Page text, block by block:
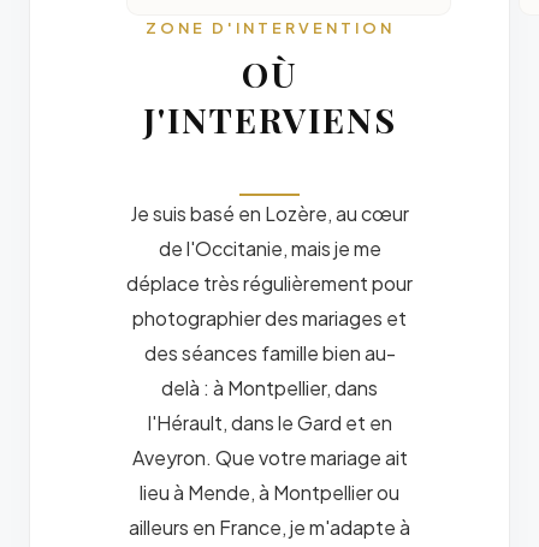
ZONE D'INTERVENTION
OÙ
J'INTERVIENS
Je suis basé en Lozère, au cœur
de l'Occitanie, mais je me
déplace très régulièrement pour
photographier des mariages et
des séances famille bien au-
delà : à Montpellier, dans
l'Hérault, dans le Gard et en
Aveyron. Que votre mariage ait
lieu à Mende, à Montpellier ou
ailleurs en France, je m'adapte à